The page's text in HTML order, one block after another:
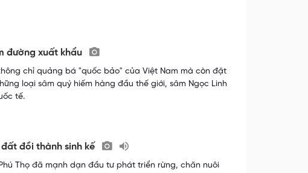
đường xuất khẩu
chỉ quảng bá "quốc bảo" của Việt Nam mà còn đặt
loại sâm quý hiếm hàng đầu thế giới, sâm Ngọc Linh
tế.
đồi thành sinh kế
Thọ đã mạnh dạn đầu tư phát triển rừng, chăn nuôi